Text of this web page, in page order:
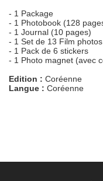
- 1 Package
- 1 Photobook (128
- 1 Journal (10 pages)
- 1 Set de 13 Film photos
- 1 Pack de 6 stickers
- 1 Photo magnet (avec
Edition : Coréenne
Langue : Coréenne